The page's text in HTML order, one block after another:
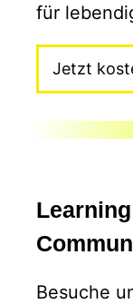
für
Jetzt
Besuche